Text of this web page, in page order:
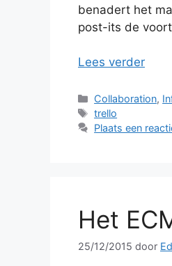
benadert het
post-its de
Lees verder
Categorieën
Collaboration,
Tags
trello
Plaats een
Het
25/12/2015 door